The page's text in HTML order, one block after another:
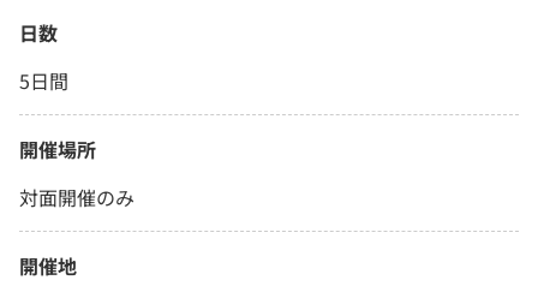
日数
5日間
開催場所
対面開催のみ
開催地